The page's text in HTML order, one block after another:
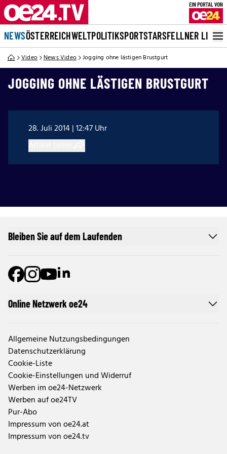
NEWSÖSTERREICHWELTPOLITIKSPORTSTARSFELLNER LIVE
Video News Video Jogging ohne lästigen Brustgurt
JOGGING OHNE LÄSTIGEN BRUSTGURT
28. Juli 2014 | 12:47 Uhr
Online Netzwerk oe24
Allgemeine Nutzungsbedingungen
Datenschutzerklärung
Cookie-Liste
Cookie-Einstellungen und Widerruf
Werben im oe24-Netzwerk
Werben auf oe24TV
Pur-Abo
Impressum von oe24.at
Impressum von oe24.tv
Bleiben Sie auf dem Laufenden